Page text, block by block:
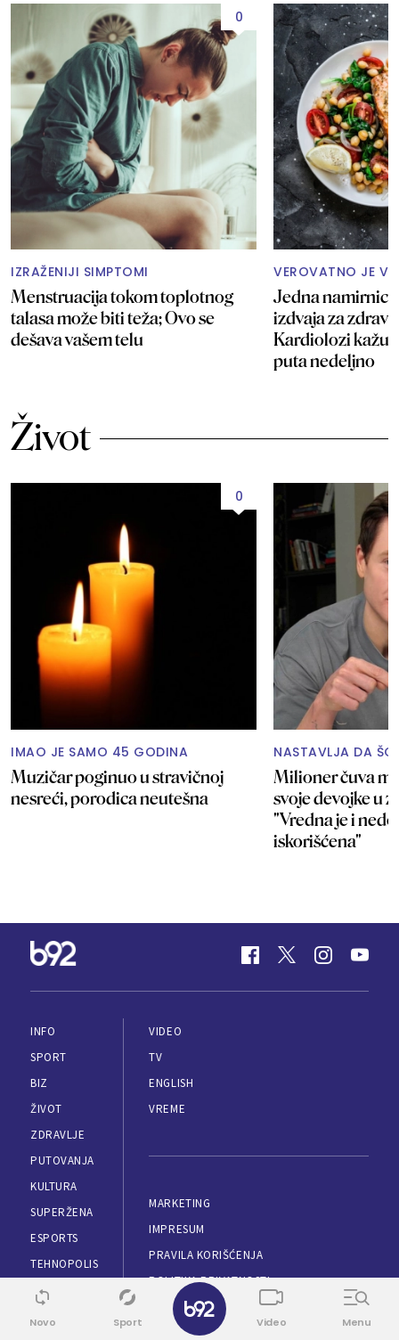
0
IZRAŽENIJI SIMPTOMI
Menstruacija tokom toplotnog
talasa može biti teža; Ovo se
dešava vašem telu
VEROVATNO JE
Jedna
izdvaja za
Kardiolozi kažu
puta nedeljno
Život
0
IMAO JE SAMO 45 GODINA
Muzičar poginuo u stravičnoj
nesreći, porodica neutešna
NASTAVLJA DA
Milioner čuva
svoje devojke u
"Vredna je i
iskorišćena"
INFO
SPORT
BIZ
ŽIVOT
ZDRAVLJE
PUTOVANJA
KULTURA
SUPERŽENA
ESPORTS
TEHNOPOLIS
AUTOMOBILI
VIDEO
TV
ENGLISH
VREME
MARKETING
IMPRESUM
PRAVILA KORIŠĆENJA
POLITIKA PRIVATNOSTI
APLIKACIJE
Novo Sport Video Menu
✕